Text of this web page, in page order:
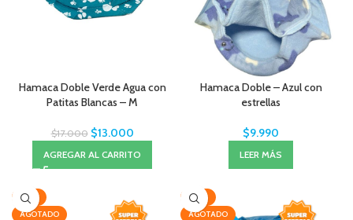
Hamaca Doble Verde Agua con
Patitas Blancas – M
$17.000 $13.000
AGREGAR AL CARRITO
Hamaca Doble – Azul con
estrellas
$9.990
LEER MÁS
-25%
AGOTADO
-24%
AGOTADO